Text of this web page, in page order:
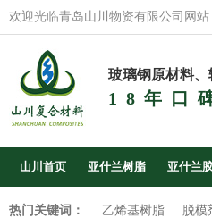
欢迎光临青岛山川物资有限公司网站
玻璃钢原材料
18年口
山川首页 亚什兰树脂 亚什兰
热门关键词： 乙烯基树脂 脱模